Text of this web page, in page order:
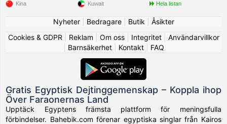
Kina Kuwait Hela listan
Nyheter| Bedragare| Butik
Åsikter
Cookies & GDPR
Reklam Om oss| Integritet| Användarvillkor
Barnsäkerhet| Kontakt| FAQ
Gratis Egyptisk Dejtinggemenskap – Koppla ihop
Över Faraonernas Land
Upptäck Egyptens främsta plattform för meningsfulla
förbindelser. Bahebik.com förenar egyptiska singlar från Kairos